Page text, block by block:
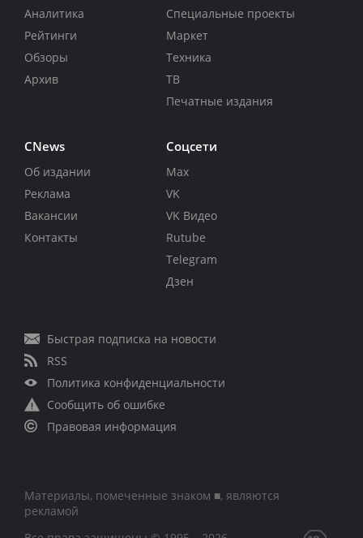
Аналитика
Рейтинги
Обзоры
Архив
Специальные проекты
Маркет
Техника
ТВ
Печатные издания
CNews
Об издании
Реклама
Вакансии
Контакты
Соцсети
Max
VK
VK Видео
Rutube
Telegram
Дзен
Быстрая подписка на новости
RSS
Политика конфиденциальности
Сообщить об ошибке
Правовая информация
Материалы, помеченные знаком ■, являются
рекламой